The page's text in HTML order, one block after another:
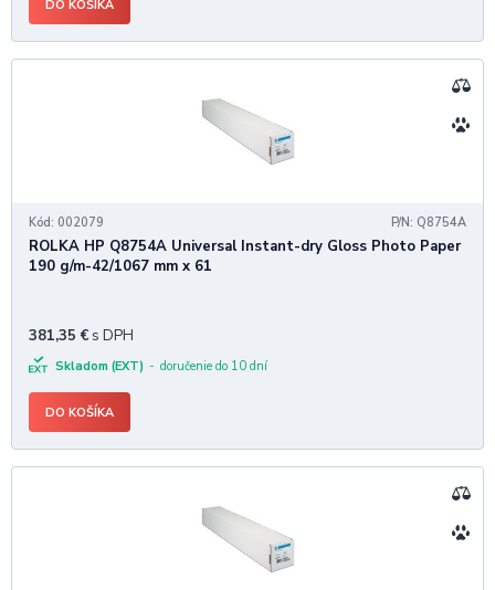
DO KOŠÍKA
Kód: 002079 P/N: Q8754A
ROLKA HP Q8754A Universal Instant-dry Gloss Photo Paper
190 g/m-42/1067 mm x 61
381,35 € s DPH
Skladom (EXT) doručenie do 10 dní
DO KOŠÍKA